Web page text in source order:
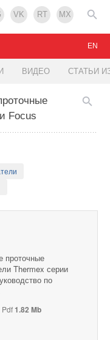
VK RT MX
ВИДЕО СТАТЬИ
EN
Focus
проточные
Thermex серии
по
Pdf1.82 Mb